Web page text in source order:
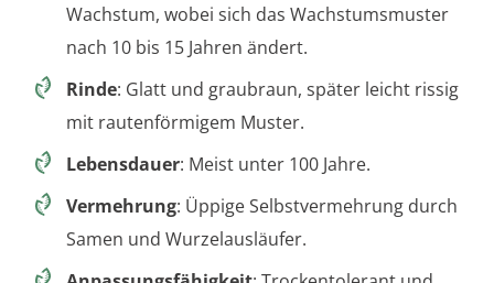
Wachstum, wobei sich das Wachstumsmuster
nach 10 bis 15 Jahren ändert.
Rinde: Glatt und graubraun, später leicht rissig
mit rautenförmigem Muster.
Lebensdauer: Meist unter 100 Jahre.
Vermehrung: Üppige Selbstvermehrung durch
Samen und Wurzelausläufer.